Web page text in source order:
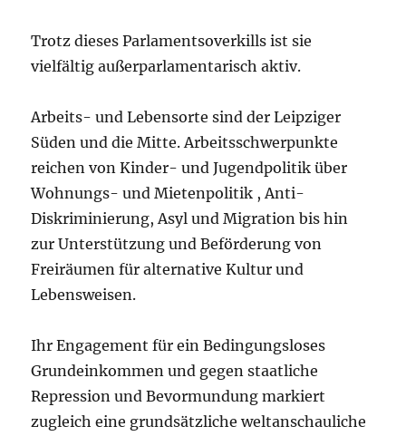
Trotz dieses Parlamentsoverkills ist sie
vielfältig außerparlamentarisch aktiv.
Arbeits- und Lebensorte sind der Leipziger
Süden und die Mitte. Arbeitsschwerpunkte
reichen von Kinder- und Jugendpolitik über
Wohnungs- und Mietenpolitik , Anti-
Diskriminierung, Asyl und Migration bis hin
zur Unterstützung und Beförderung von
Freiräumen für alternative Kultur und
Lebensweisen.
Ihr Engagement für ein Bedingungsloses
Grundeinkommen und gegen staatliche
Repression und Bevormundung markiert
zugleich eine grundsätzliche weltanschauliche